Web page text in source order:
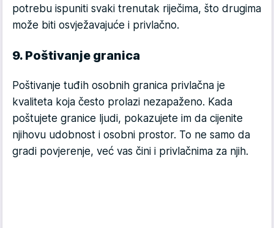
potrebu ispuniti svaki trenutak riječima, što drugima
može biti osvježavajuće i privlačno.
9. Poštivanje granica
Poštivanje tuđih osobnih granica privlačna je
kvaliteta koja često prolazi nezapaženo. Kada
poštujete granice ljudi, pokazujete im da cijenite
njihovu udobnost i osobni prostor. To ne samo da
gradi povjerenje, već vas čini i privlačnima za njih.